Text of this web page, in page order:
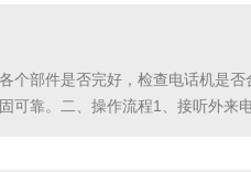
个部件是否完好，检查电话机是
可靠。二、操作流程1、接听外来